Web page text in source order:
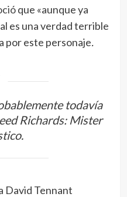
que «aunque ya
es una verdad terrible
por este personaje.
todavía
Richards: Mister
David Tennant